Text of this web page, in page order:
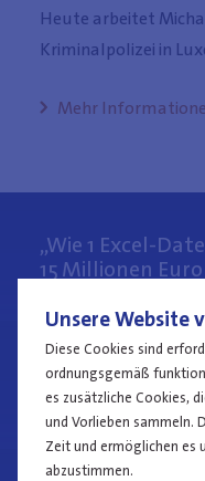
Unsere Website
Diese Cookies sind
ordnungsgemäß
es zusätzliche Cookies,
und Vorlieben sammeln.
Zeit und ermöglichen es
abzustimmen.
„Wie 1 Excel-
15 Millionen
„Der
Euro
Heute arbeitet
Kriminalpolizei in
Mehr